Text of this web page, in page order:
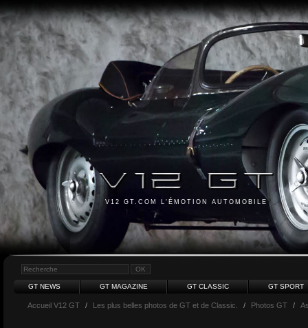
V12 GT.COM L'ÉMOTION AUTOMOBILE
GT NEWS GT MAGAZINE GT CLASSIC GT SPORT
Accueil V12 GT / Les plus belles photos de GT et de Classic. / Photos GT /